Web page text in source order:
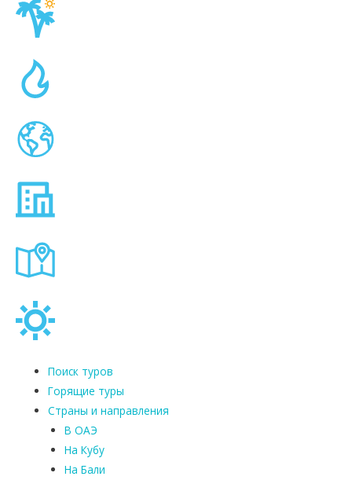
Поиск туров
Горящие туры
Страны и направления
В ОАЭ
На Кубу
На Бали